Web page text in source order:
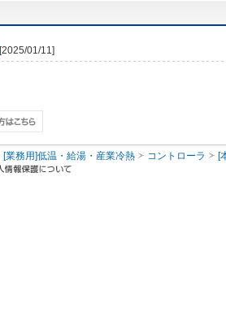
[2025/01/11]
[業務用]低温・給湯・産業冷熱 コントローラ [